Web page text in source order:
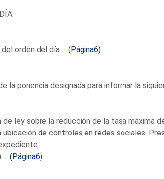
orden del día ... (Página6)
la ponencia designada para informar la
de ley sobre la reducción de la tasa máxima
ubicación de controles en redes sociales.
(Página6)